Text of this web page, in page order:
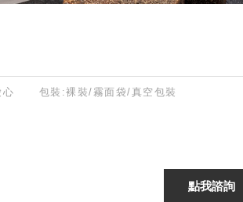
包裝:裸裝/霧面袋/真空包裝